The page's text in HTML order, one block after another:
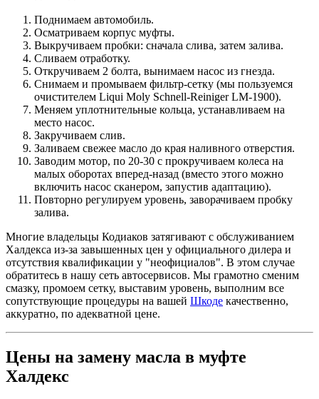
Поднимаем автомобиль.
Осматриваем корпус муфты.
Выкручиваем пробки: сначала слива, затем залива.
Сливаем отработку.
Откручиваем 2 болта, вынимаем насос из гнезда.
Снимаем и промываем фильтр-сетку (мы пользуемся
очистителем Liqui Moly Schnell-Reiniger LM-1900).
Меняем уплотнительные кольца, устанавливаем на
место насос.
Закручиваем слив.
Заливаем свежее масло до края наливного отверстия.
Заводим мотор, по 20-30 с прокручиваем колеса на
малых оборотах вперед-назад (вместо этого можно
включить насос сканером, запустив адаптацию).
Повторно регулируем уровень, заворачиваем пробку
залива.
Многие владельцы Кодиаков затягивают с обслуживанием
Халдекса из-за завышенных цен у официального дилера и
отсутствия квалификации у "неофициалов". В этом случае
обратитесь в нашу сеть автосервисов. Мы грамотно сменим
смазку, промоем сетку, выставим уровень, выполним все
сопутствующие процедуры на вашей Шкоде качественно,
аккуратно, по адекватной цене.
Цены на замену масла в муфте
Халдекс